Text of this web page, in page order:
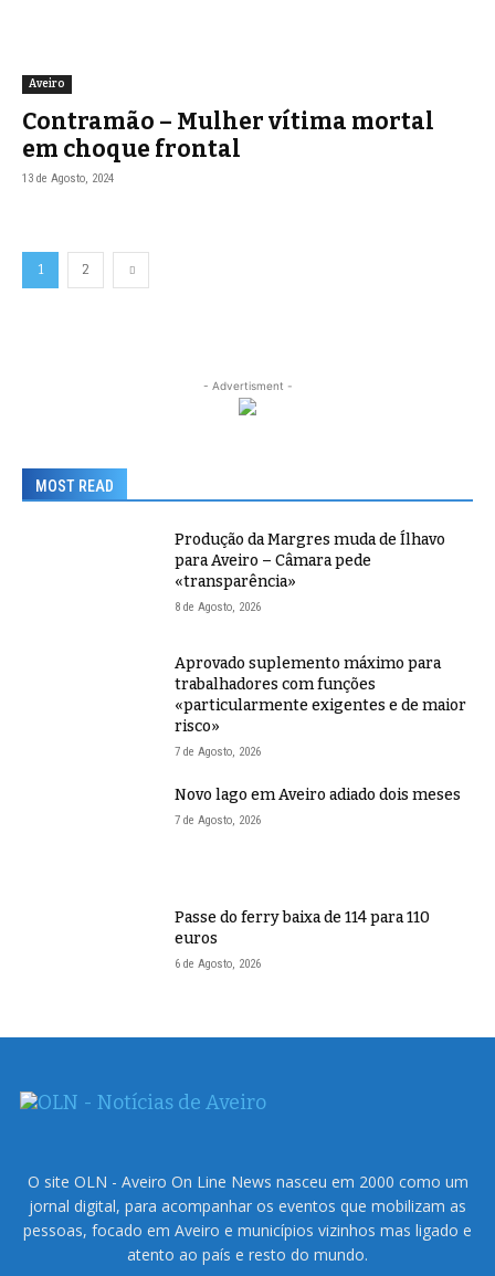
Aveiro
Contramão – Mulher vítima mortal
em choque frontal
13 de Agosto, 2024
1 2
- Advertisment -
MOST READ
Produção da Margres muda de Ílhavo
para Aveiro – Câmara pede
«transparência»
8 de Agosto, 2026
Aprovado suplemento máximo para
trabalhadores com funções
«particularmente exigentes e de maior
risco»
7 de Agosto, 2026
Novo lago em Aveiro adiado dois meses
7 de Agosto, 2026
Passe do ferry baixa de 114 para 110
euros
6 de Agosto, 2026
O site OLN - Aveiro On Line News nasceu em 2000 como um
jornal digital, para acompanhar os eventos que mobilizam as
pessoas, focado em Aveiro e municípios vizinhos mas ligado e
atento ao país e resto do mundo.